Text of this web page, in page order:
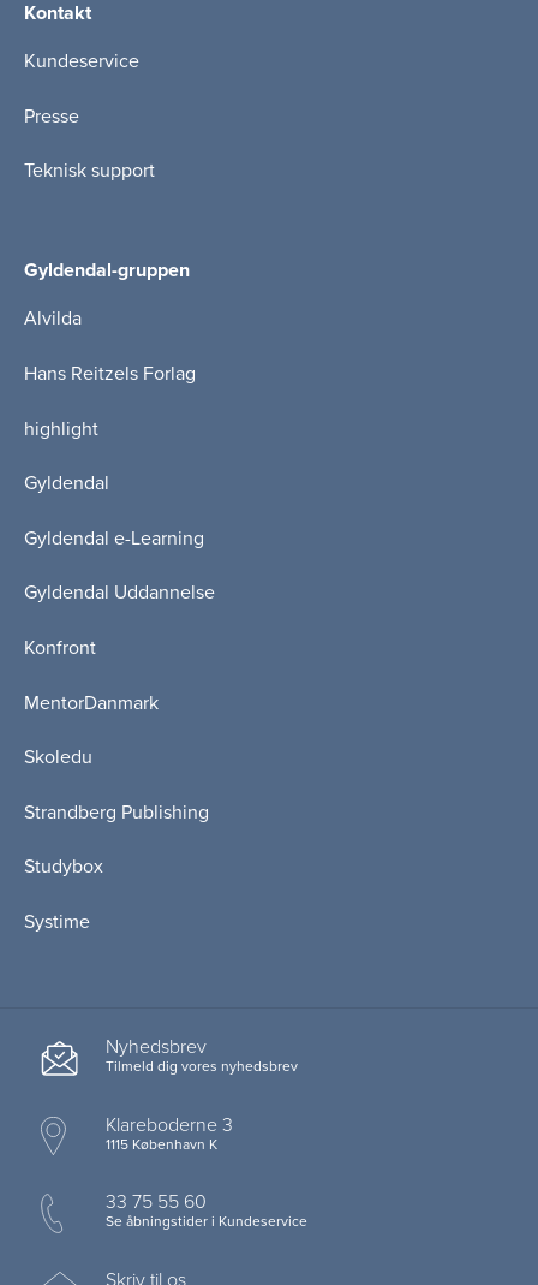
Kontakt
Kundeservice
Presse
Teknisk support
Gyldendal-gruppen
Alvilda
Hans Reitzels Forlag
highlight
Gyldendal
Gyldendal e-Learning
Gyldendal Uddannelse
Konfront
MentorDanmark
Skoledu
Strandberg Publishing
Studybox
Systime
Nyhedsbrev
Tilmeld dig vores nyhedsbrev
Klareboderne 3
1115 København K
33 75 55 60
Se åbningstider i Kundeservice
Skriv til os